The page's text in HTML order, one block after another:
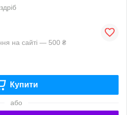
на сайті — 500 ₴
Купити
або